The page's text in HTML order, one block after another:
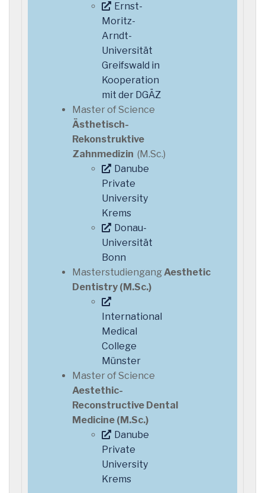
Ernst-
Moritz-
Arndt-
Universität
Greifswald in
Kooperation
mit der DGÄZ
Master of Science
Ästhetisch-
Rekonstruktive
Zahnmedizin (M.Sc.)
Danube
Private
University
Krems
Donau-
Universität
Bonn
MasterstudiengangAesthetic
Dentistry (M.Sc.)
International
Medical
College
Münster
Master of Science
Aestethic-
Reconstructive Dental
Medicine (M.Sc.)
Danube
Private
University
Krems